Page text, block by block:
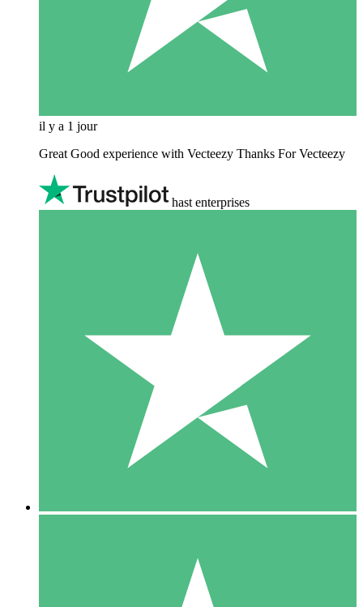
il y a 1 jour
Great Good experience with Vecteezy Thanks For Vecteezy
hast enterprises